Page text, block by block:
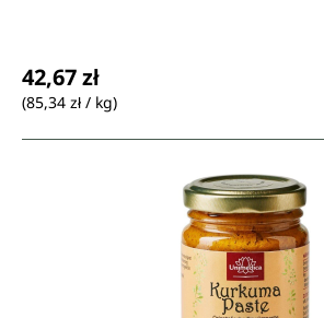
42,67 zł
(85,34 zł / kg)